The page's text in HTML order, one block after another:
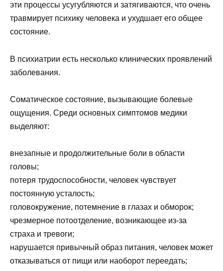
эти процессы усугубляются и затягиваются, что очень
травмирует психику человека и ухудшает его общее
состояние.
В психиатрии есть несколько клинических проявлений
заболевания.
Соматическое состояние, вызывающие болевые
ощущения. Среди основных симптомов медики
выделяют:
внезапные и продолжительные боли в области
головы;
потеря трудоспособности, человек чувствует
постоянную усталость;
головокружение, потемнение в глазах и обморок;
чрезмерное потоотделение, возникающее из-за
страха и тревоги;
нарушается привычный образ питания, человек может
отказываться от пищи или наоборот переедать;